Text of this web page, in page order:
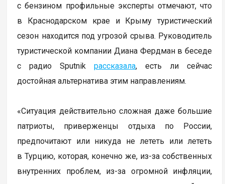
с бензином профильные эксперты отмечают, что
в Краснодарском крае и Крыму туристический
сезон находится под угрозой срыва. Руководитель
туристической компании Диана Фердман в беседе
с радио Sputnikрассказала, есть ли сейчас
достойная альтернатива этим направлениям.
«Ситуация действительно сложная даже большие
патриоты, приверженцы отдыха по России,
предпочитают или никуда не лететь или лететь
в Турцию, которая, конечно же, из-за собственных
внутренних проблем, из-за огромной инфляции,